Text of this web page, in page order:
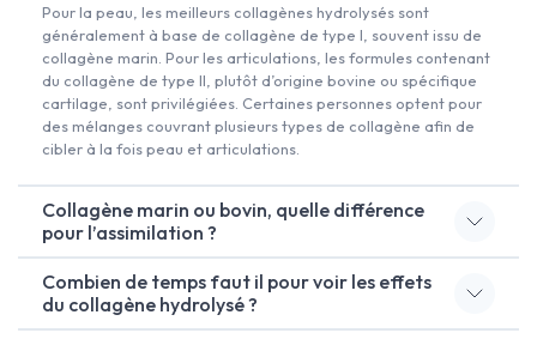
Pour la peau, les meilleurs collagènes hydrolysés sont
généralement à base de collagène de type I, souvent issu de
collagène marin. Pour les articulations, les formules contenant
du collagène de type II, plutôt d’origine bovine ou spécifique
cartilage, sont privilégiées. Certaines personnes optent pour
des mélanges couvrant plusieurs types de collagène afin de
cibler à la fois peau et articulations.
Collagène marin ou bovin, quelle différence
pour l’assimilation ?
Combien de temps faut il pour voir les effets
du collagène hydrolysé ?